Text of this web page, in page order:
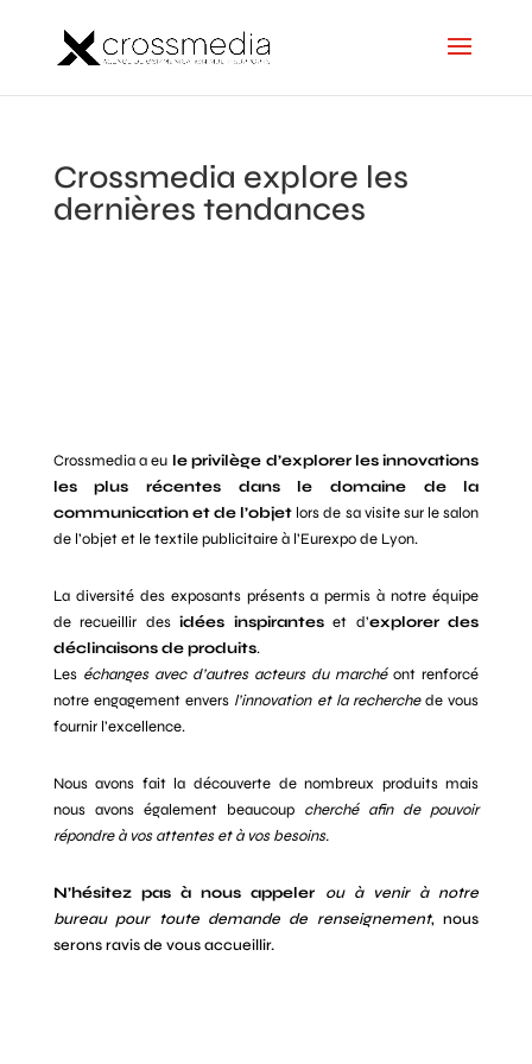
Crossmedia explore les
dernières tendances
Crossmedia a eu le privilège d’explorer les innovations
les plus récentes dans le domaine de la
communication et de l’objet lors de sa visite sur le salon
de l’objet et le textile publicitaire à l’Eurexpo de Lyon.
La diversité des exposants présents a permis à notre équipe
de recueillir desidées inspiranteset d’explorer des
déclinaisons de produits.
Les échanges avec d’autres acteurs du marchéont renforcé
notre engagement envers l’innovation et la recherchede vous
fournir l’excellence.
Nous avons fait la découverte de nombreux produits mais
nous avons également beaucoup cherché afin de pouvoir
répondre à vos attentes et à vos besoins.
N’hésitez pas à nous appeler ou à venir à notre
bureau pour toute demande de renseignement, nous
serons ravis de vous accueillir.